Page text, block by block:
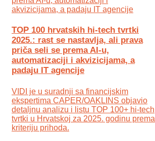
TOP 100 hrvatskih hi-tech tvrtki
2025.: rast se nastavlja, ali prava
priča seli se prema AI-u,
automatizaciji i akvizicijama, a
padaju IT agencije
VIDI je u suradnji sa financijskim
ekspertima CAPER/OAKLINS objavio
detaljnu analizu i listu TOP 100+ hi-tech
tvrtki u Hrvatskoj za 2025. godinu prema
kriteriju prihoda.